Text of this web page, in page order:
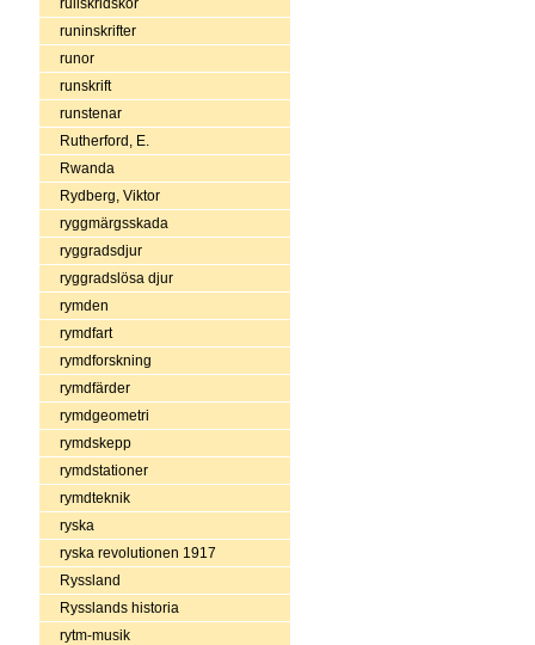
rullskridskor
runinskrifter
runor
runskrift
runstenar
Rutherford, E.
Rwanda
Rydberg, Viktor
ryggmärgsskada
ryggradsdjur
ryggradslösa djur
rymden
rymdfart
rymdforskning
rymdfärder
rymdgeometri
rymdskepp
rymdstationer
rymdteknik
ryska
ryska revolutionen 1917
Ryssland
Rysslands historia
rytm-musik